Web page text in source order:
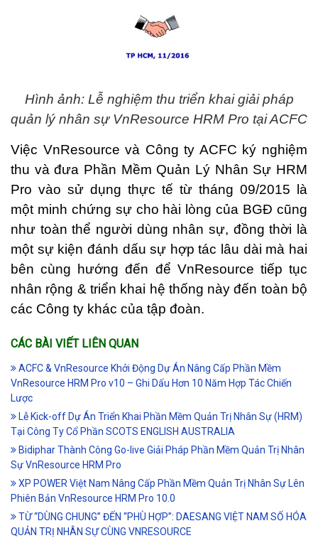
Hình ảnh: Lễ nghiệm thu triển khai giải pháp
quản lý nhân sự VnResource HRM Pro tại ACFC
Việc VnResource và Công ty ACFC ký nghiệm
thu và đưa Phần Mềm Quản Lý Nhân Sự HRM
Pro vào sử dụng thực tế từ tháng 09/2015 là
một minh chứng sự cho hài lòng của BGĐ cũng
như toàn thể người dùng nhân sự, đồng thời là
một sự kiện đánh dấu sự hợp tác lâu dài mà hai
bên cùng hướng đến để VnResource tiếp tục
nhân rộng & triển khai hệ thống này đến toàn bộ
các Công ty khác của tập đoàn.
CÁC BÀI VIẾT LIÊN QUAN
ACFC & VnResource Khởi Động Dự Án Nâng Cấp Phần Mềm
VnResource HRM Pro v10 – Ghi Dấu Hơn 10 Năm Hợp Tác Chiến
Lược
Lễ Kick-off Dự Án Triển Khai Phần Mềm Quản Trị Nhân Sự (HRM)
Tại Công Ty Cổ Phần SCOTS ENGLISH AUSTRALIA
Bidiphar Thành Công Go-live Giải Pháp Phần Mềm Quản Trị Nhân
Sự VnResource HRM Pro
XP POWER Việt Nam Nâng Cấp Phần Mềm Quản Trị Nhân Sự Lên
Phiên Bản VnResource HRM Pro 10.0
TỪ “DÙNG CHUNG” ĐẾN “PHÙ HỢP”: DAESANG VIỆT NAM SỐ HÓA
QUẢN TRỊ NHÂN SỰ CÙNG VNRESOURCE